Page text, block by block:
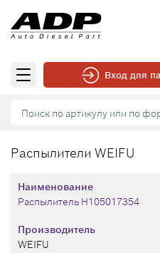
Вход для
Распылители WEIFU
Производитель
WEIFU
Наименование
Распылитель H105017354